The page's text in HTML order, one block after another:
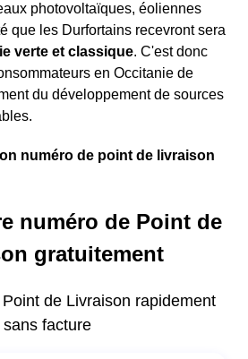
photovoltaïques, éoliennes
que les Durfortains recevront sera
verte et classique. C'est donc
en Occitanie de
du développement de sources
numéro de point de livraison